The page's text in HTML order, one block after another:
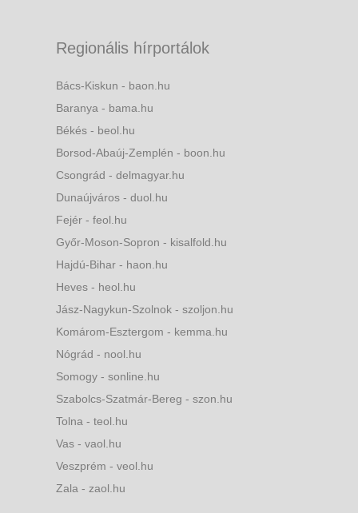
Regionális hírportálok
Bács-Kiskun - baon.hu
Baranya - bama.hu
Békés - beol.hu
Borsod-Abaúj-Zemplén - boon.hu
Csongrád - delmagyar.hu
Dunaújváros - duol.hu
Fejér - feol.hu
Győr-Moson-Sopron - kisalfold.hu
Hajdú-Bihar - haon.hu
Heves - heol.hu
Jász-Nagykun-Szolnok - szoljon.hu
Komárom-Esztergom - kemma.hu
Nógrád - nool.hu
Somogy - sonline.hu
Szabolcs-Szatmár-Bereg - szon.hu
Tolna - teol.hu
Vas - vaol.hu
Veszprém - veol.hu
Zala - zaol.hu